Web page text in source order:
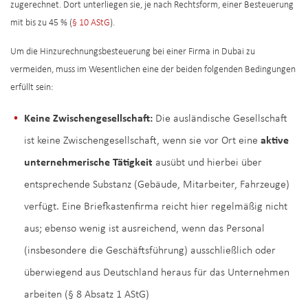
zugerechnet. Dort unterliegen sie, je nach Rechtsform, einer Besteuerung
mit bis zu 45 % (§ 10 AStG).
Um die Hinzurechnungsbesteuerung bei einer Firma in Dubai zu
vermeiden, muss im Wesentlichen eine der beiden folgenden Bedingungen
erfüllt sein:
Keine Zwischengesellschaft: Die ausländische Gesellschaft
ist keine Zwischengesellschaft, wenn sie vor Ort eine aktive
unternehmerische Tätigkeit ausübt und hierbei über
entsprechende Substanz (Gebäude, Mitarbeiter, Fahrzeuge)
verfügt. Eine Briefkastenfirma reicht hier regelmäßig nicht
aus; ebenso wenig ist ausreichend, wenn das Personal
(insbesondere die Geschäftsführung) ausschließlich oder
überwiegend aus Deutschland heraus für das Unternehmen
arbeiten (§ 8 Absatz 1 AStG)